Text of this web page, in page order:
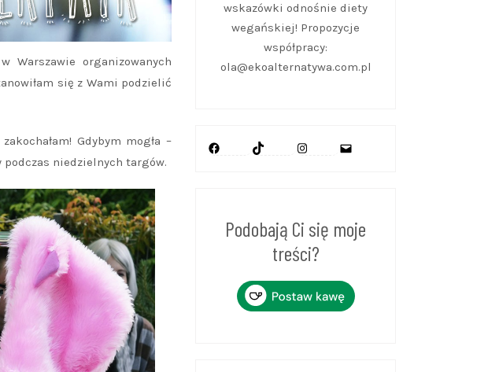
w Warszawie organizowanych
się z Wami podzielić
Gdybym mogła –
niedzielnych targów.
wskazówki odnośnie diety
wegańskiej! Propozycje
współpracy:
ola@ekoalternatywa.com.pl
Facebook
TikTok
Instagram
Mail
Podobają Ci się moje
treści?